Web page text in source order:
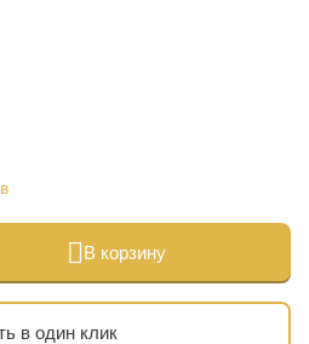
В корзину
в один клик